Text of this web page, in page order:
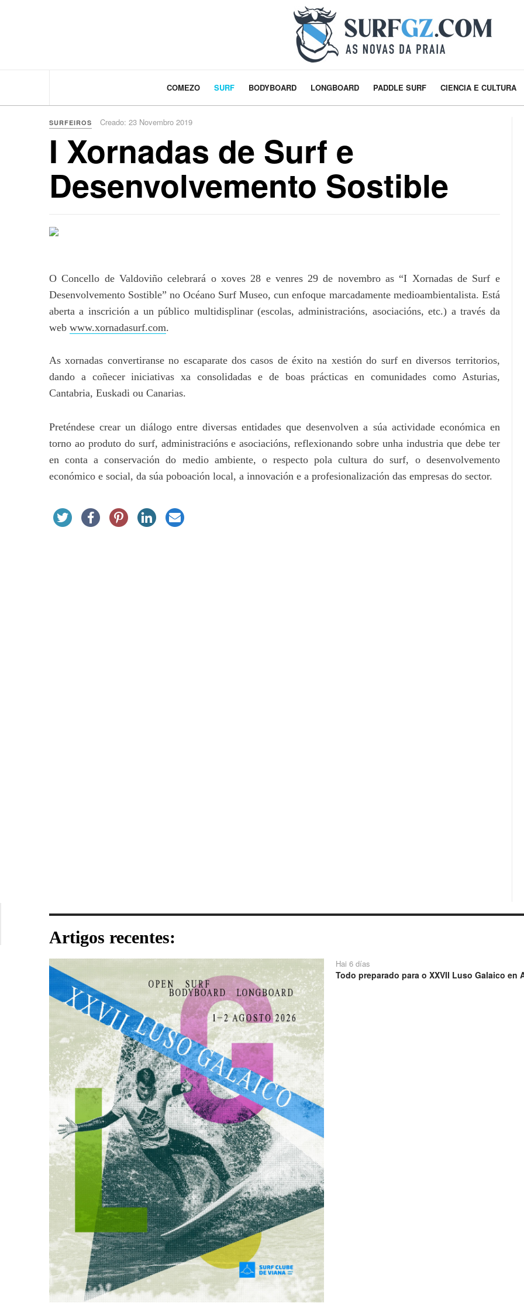
COMEZO SURF BODYBOARD LONGBOARD PADDLE SURF CIENCIA E CULTURA
SURFEIROS Creado: 23 Novembro 2019
I Xornadas de Surf e
Desenvolvemento Sostible
O Concello de Valdoviño celebrará o xoves 28 e venres 29 de novembro as “I Xornadas de Surf e
Desenvolvemento Sostible” no Océano Surf Museo, cun enfoque marcadamente medioambientalista. Está
aberta a inscrición a un público multidisplinar (escolas, administracións, asociacións, etc.) a través da
web www.xornadasurf.com.
As xornadas convertiranse no escaparate dos casos de éxito na xestión do surf en diversos territorios,
dando a coñecer iniciativas xa consolidadas e de boas prácticas en comunidades como Asturias,
Cantabria, Euskadi ou Canarias.
Preténdese crear un diálogo entre diversas entidades que desenvolven a súa actividade económica en
torno ao produto do surf, administracións e asociacións, reflexionando sobre unha industria que debe ter
en conta a conservación do medio ambiente, o respecto pola cultura do surf, o desenvolvemento
económico e social, da súa poboación local, a innovación e a profesionalización das empresas do sector.
Artigos recentes:
Hai 6 días
Todo preparado para o XXVII Luso Galaico en